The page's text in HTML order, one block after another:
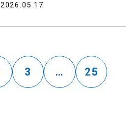
2026.05.17
3 … 25